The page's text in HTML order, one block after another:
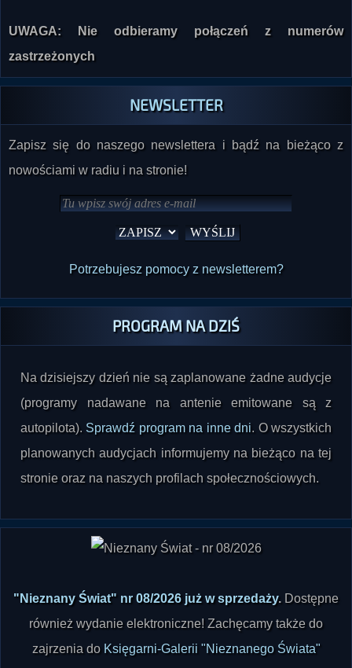
UWAGA: Nie odbieramy połączeń z numerów
zastrzeżonych
NEWSLETTER
Zapisz się do naszego newslettera i bądź na bieżąco z
nowościami w radiu i na stronie!
Potrzebujesz pomocy z newsletterem?
PROGRAM NA DZIŚ
Na dzisiejszy dzień nie są zaplanowane żadne audycje
(programy nadawane na antenie emitowane są z
autopilota). Sprawdź program na inne dni. O wszystkich
planowanych audycjach informujemy na bieżąco na tej
stronie oraz na naszych profilach społecznościowych.
"Nieznany Świat" nr 08/2026 już w sprzedaży. Dostępne
również wydanie elektroniczne! Zachęcamy także do
zajrzenia do Księgarni-Galerii "Nieznanego Świata"